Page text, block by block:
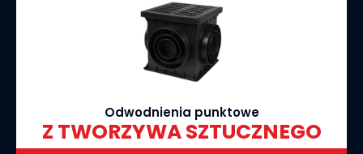
Odwodnienia punktowe
Z TWORZYWA SZTUCZNEGO